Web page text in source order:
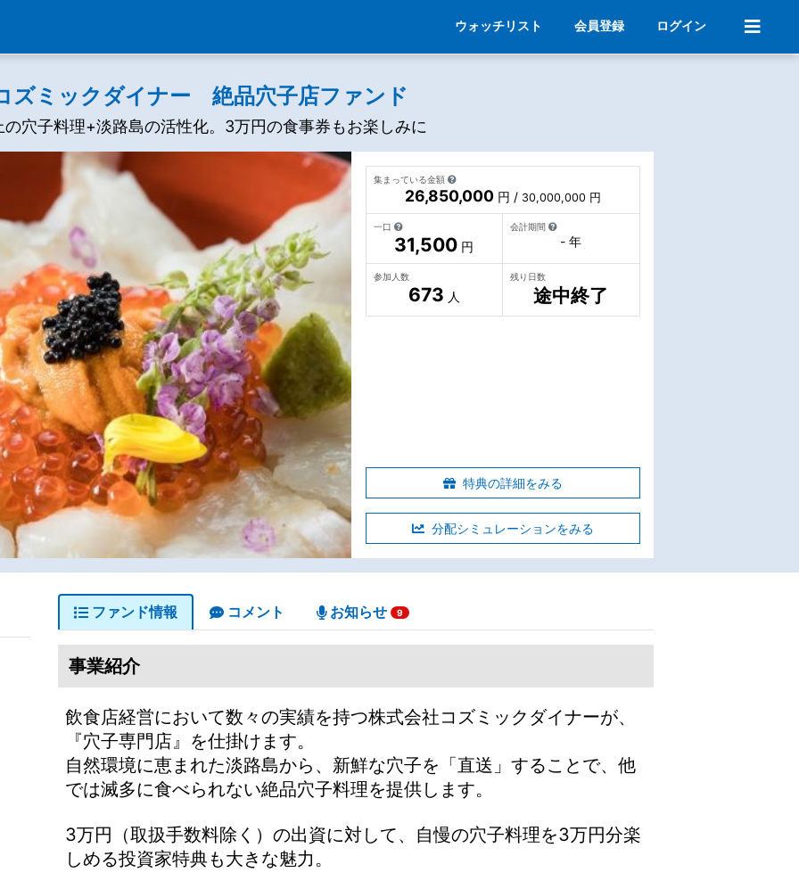
ウォッチリスト 会員登録 ログイン
ズミックダイナー 絶品穴子店ファンド
の穴子料理+淡路島の活性化。3万円の食事券もお楽しみに
集まっている金額
26,850,000円 / 30,000,000 円
一口
31,500 円
会計期間
- 年
参加人数
673 人
残り日数
途中終了
特典の詳細をみる
分配シミュレーションをみる
ファンド情報 コメント お知らせ 9
事業紹介
飲食店経営において数々の実績を持つ株式会社コズミックダイナーが、
『穴子専門店』を仕掛けます。
自然環境に恵まれた淡路島から、新鮮な穴子を「直送」することで、他
では滅多に食べられない絶品穴子料理を提供します。
3万円（取扱手数料除く）の出資に対して、自慢の穴子料理を3万円分楽
しめる投資家特典も大きな魅力。